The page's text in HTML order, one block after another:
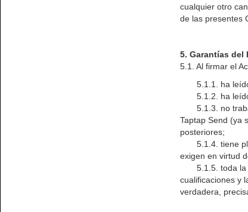
cualquier otro
de las presentes
5. Garantías del
5.1. Al firmar el
5.1.1. ha leído
5.1.2. ha leído
5.1.3. no
Taptap Send (ya
posteriores;
5.1.4. tiene
exigen en virtud
5.1.5. toda la
cualificaciones y
verdadera,